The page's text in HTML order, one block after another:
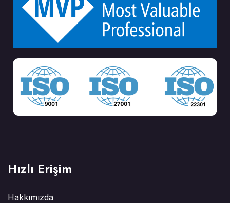
Hızlı Erişim
Hakkımızda